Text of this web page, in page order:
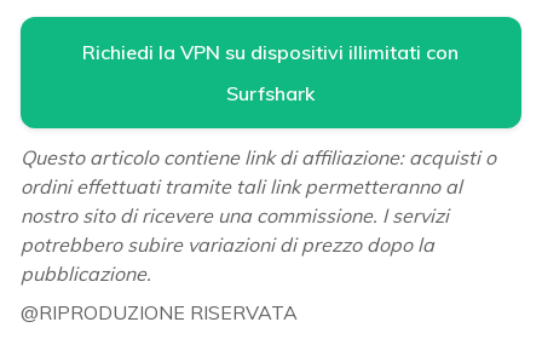
Richiedi la VPN su dispositivi illimitati con
Surfshark
Questo articolo contiene link di affiliazione: acquisti o
ordini effettuati tramite tali link permetteranno al
nostro sito di ricevere una commissione. I servizi
potrebbero subire variazioni di prezzo dopo la
pubblicazione.
@RIPRODUZIONE RISERVATA